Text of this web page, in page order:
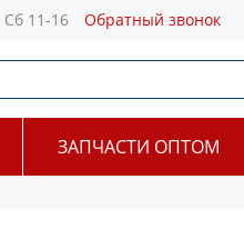
11-16 Обратный звонок
ЗАПЧАСТИ ОПТОМ